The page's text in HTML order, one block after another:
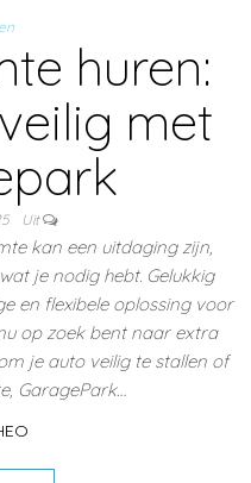
huren:
met
Uit
kan een uitdaging zijn,
je nodig hebt. Gelukkig
en flexibele oplossing voor
op zoek bent naar extra
je auto veilig te stallen of
GaragePark…